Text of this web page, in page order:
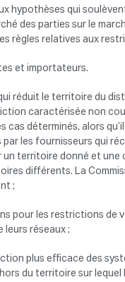
hypothèses qui
des parties sur le
règles relatives aux
et importateurs.
réduit le territoire du
caractérisée non
cas déterminés, alors
les fournisseurs qui
un territoire donné et
différents. La
;
pour les restrictions de
leurs réseaux ;
plus efficace des
du territoire sur